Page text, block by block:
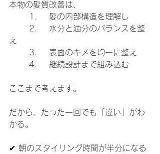
本物の髪質改善は、
	1.	髪の内部構造を理解し
え
	3.	表面のキメを均一に整え
	4.	継続設計まで組み込む
ここまで考えます。
だから、たった一回でも「違い」がわ
かる。
✔ 朝のスタイリング時間が半分になる